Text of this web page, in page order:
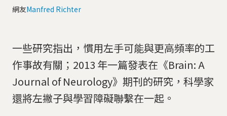
網友Manfred Richter
一些研究指出，慣用左手可能與更高頻率的工
作事故有關；2013 年一篇發表在《Brain: A
Journal of Neurology》期刊的研究，科學家
還將左撇子與學習障礙聯繫在一起。